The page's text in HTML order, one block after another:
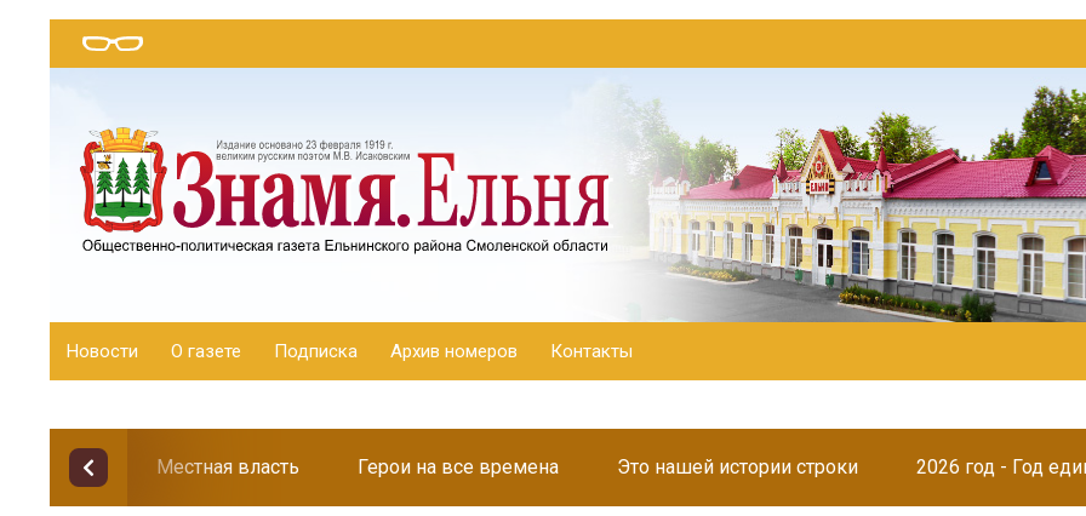
Новости О газете Подписка Архив номеров Контакты
Местная власть Герои на все времена Это нашей истории строки 2026 год - Год